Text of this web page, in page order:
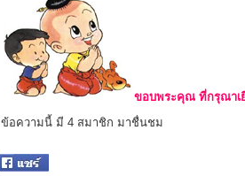
ขอบพระคุณ ที่กรุณาเ
ข้อความนี้ มี 4 สมาชิก มาชื่นชม